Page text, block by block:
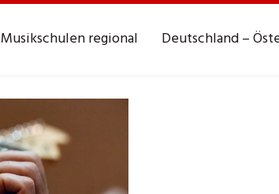
Musikschulen regional Deutschland –